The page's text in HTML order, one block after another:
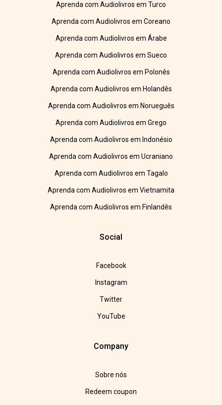
Aprenda com Audiolivros em Turco
Aprenda com Audiolivros em Coreano
Aprenda com Audiolivros em Árabe
Aprenda com Audiolivros em Sueco
Aprenda com Audiolivros em Polonês
Aprenda com Audiolivros em Holandês
Aprenda com Audiolivros em Norueguês
Aprenda com Audiolivros em Grego
Aprenda com Audiolivros em Indonésio
Aprenda com Audiolivros em Ucraniano
Aprenda com Audiolivros em Tagalo
Aprenda com Audiolivros em Vietnamita
Aprenda com Audiolivros em Finlandês
Social
Facebook
Instagram
Twitter
YouTube
Company
Sobre nós
Redeem coupon